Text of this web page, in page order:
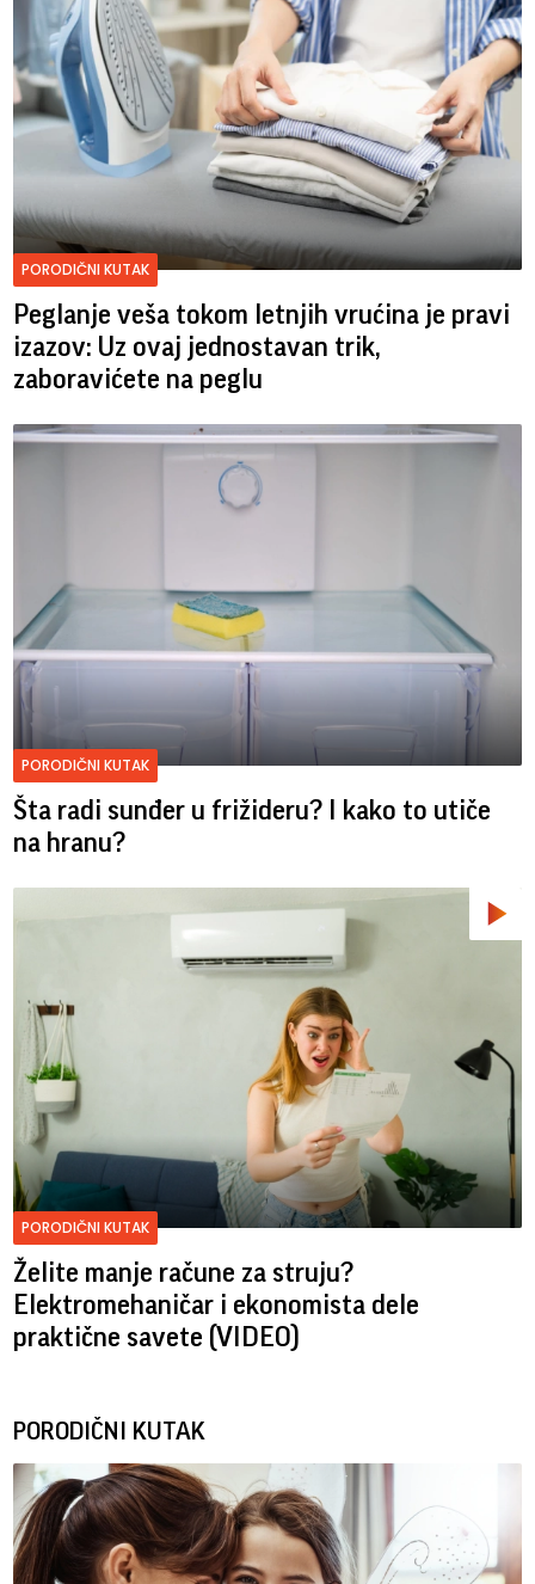
PORODIČNI KUTAK
Peglanje veša tokom letnjih vrućina je pravi
izazov: Uz ovaj jednostavan trik,
zaboravićete na peglu
PORODIČNI KUTAK
Šta radi sunđer u frižideru? I kako to utiče
na hranu?
PORODIČNI KUTAK
Želite manje račune za struju?
Elektromehaničar i ekonomista dele
praktične savete (VIDEO)
PORODIČNI KUTAK